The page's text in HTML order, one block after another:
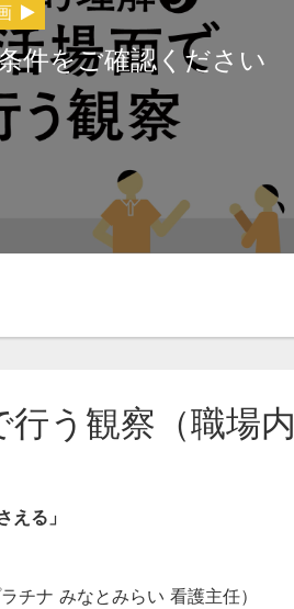
件をご確認ください
う観察（職場内
える 」
チナ みなとみらい 看護主任）